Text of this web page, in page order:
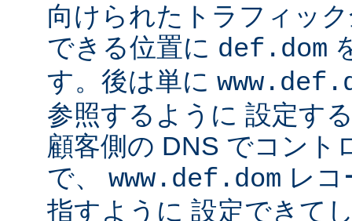
向けられたトラフィッ
できる位置に def.dom
す。後は単に
参照するように 設定す
顧客側の DNS でコント
で、 www.def.dom レ
指すように 設定できて